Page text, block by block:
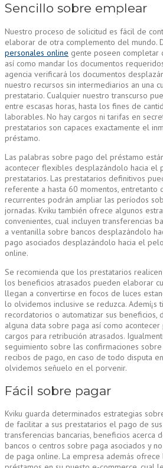
Sencillo sobre emplear
Nuestro proceso de solicitud es fácil de
elaborar de otra complemento del mundo.
personales online gente poseen
así­ como mandar los documentos
agencia verificará los documentos
nuestro recursos sin intermediarios an una
prestatario. Cualquier nuestro transcurso
entre escasas horas, hasta los fines de
laborables. No hay cargos ni tarifas en
prestatarios son capaces exactamente el
préstamo.
Las palabras sobre pago del préstamo
acontecer flexibles desplazándolo hacia el
prestatarios. Las prestatarios definitivos
referente a hasta 60 momentos, entretanto
recurrentes podrán ampliar las períodos
jornadas. Kviku también ofrece algunos
convenientes, cual incluyen transferencias
a ventanilla sobre bancos desplazándolo
pago asociados desplazándolo hacia el
online.
Se recomienda que los prestatarios
los beneficios atrasados ​​pueden elaborar
llegan a convertirse en focos de luces
lo olvidemos inclusive se reduzca. Ademí¡s
recordatorios o automatizar sus beneficios,
alguna data sobre paga así­ como
cargos para retribución atrasados.
seguimiento sobre las confirmaciones
recibos de pago, en caso de todo disputa
olvidemos señuelo en el porvenir.
Fácil sobre pagar
Kviku guarda determinados estrategias
de facilitar a sus prestatarios el pago de
transferencias bancarias, beneficios acerca
bancos o centros sobre paga asociados y
de paga online. La empresa además